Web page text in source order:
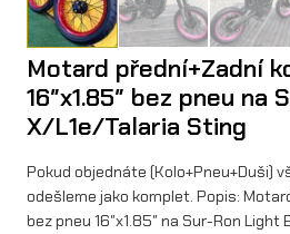
Motard přední+Zadní
16″x1.85″ bez pneu na
X/L1e/Talaria Sting
Pokud objednáte (Kolo+Pneu+Duši)
odešleme jako komplet. Popis:
bez pneu 16″x1.85″ na Sur-Ron Light